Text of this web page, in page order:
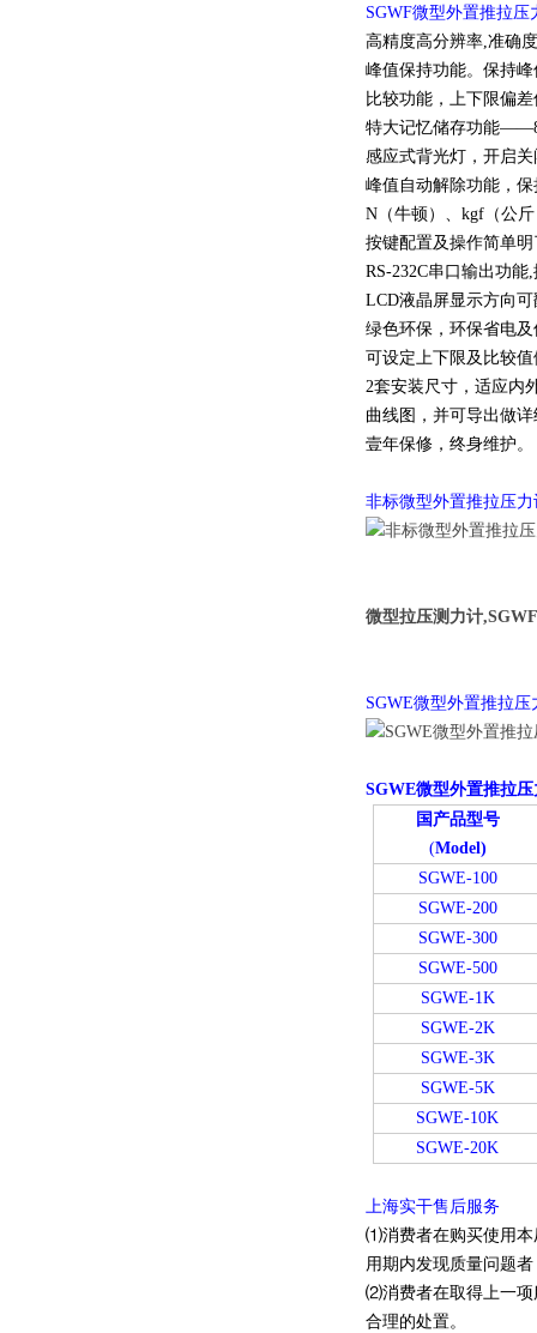
SGWF微型外置推拉
高精度高分辨率,准确
峰值保持功能。保持
比较功能，上下限偏
特大记忆储存功能
感应式背光灯，开启
峰值自动解除功能，
N（牛顿）、kgf（公
按键配置及操作简单
RS-232C串口输出功
LCD液晶屏显示方向
绿色环保，环保省电
可设定上下限及比较
2套安装尺寸，适应内
曲线图，并可导出做
壹年保修，终身维护。
非标微型外置推拉压
微型拉压测力计,
SGWE微型外置推拉压
SGWE微型外置推拉
国产品型号
(Model)
SGWE-100
SGWE-200
SGWE-300
SGWE-500
SGWE-1K
SGWE-2K
SGWE-3K
SGWE-5K
SGWE-10K
SGWE-20K
上海实干售后服务
⑴消费者在购买使用本
用期内发现质量问题
⑵消费者在取得上一项
合理的处置。